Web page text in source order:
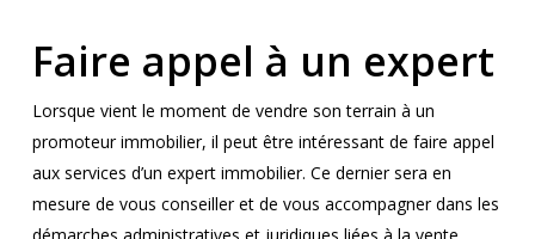
Faire appel à un expert
Lorsque vient le moment de vendre son terrain à un
promoteur immobilier, il peut être intéressant de faire appel
aux services d’un expert immobilier. Ce dernier sera en
mesure de vous conseiller et de vous accompagner dans les